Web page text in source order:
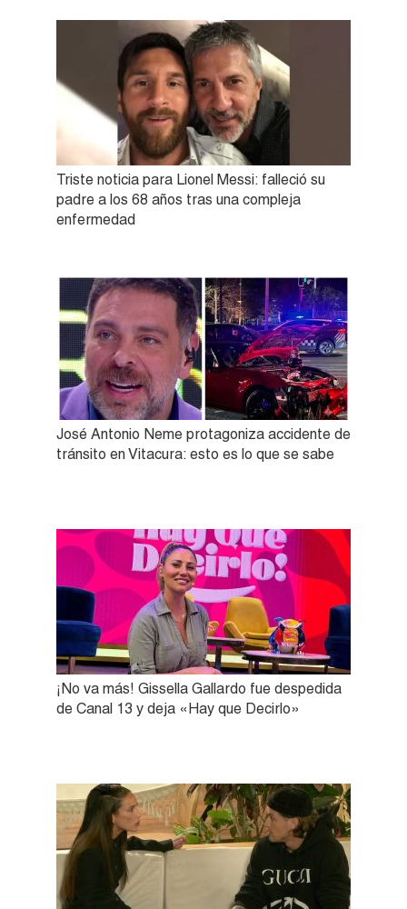
Triste noticia para Lionel Messi: falleció su
padre a los 68 años tras una compleja
enfermedad
José Antonio Neme protagoniza accidente de
tránsito en Vitacura: esto es lo que se sabe
¡No va más! Gissella Gallardo fue despedida
de Canal 13 y deja «Hay que Decirlo»